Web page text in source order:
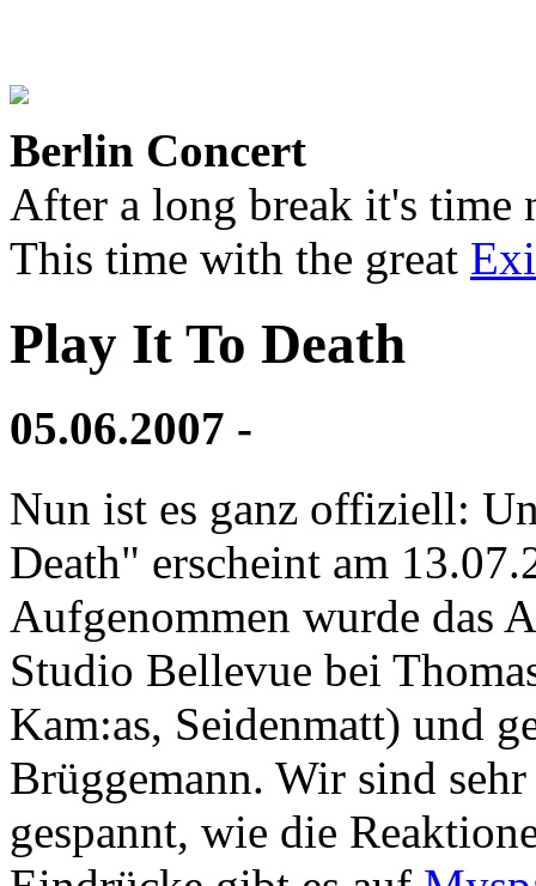
Berlin Concert
After a long break it's time
This time with the great
Play It To Death
05.06.2007 -
Nun ist es ganz offiziell:
Death" erscheint am
Aufgenommen wurde das
Studio Bellevue bei
Kam:as, Seidenmatt) und
Brüggemann. Wir sind
gespannt, wie die